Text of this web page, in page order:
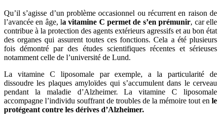
Qu’il s’agisse d’un problème occasionnel ou récurrent en raison de
l’avancée en âge, la vitamine C permet de s’en prémunir, car elle
contribue à la protection des agents extérieurs agressifs et au bon état
des organes qui assurent toutes ces fonctions. Cela a été plusieurs
fois démontré par des études scientifiques récentes et sérieuses
notamment celle de l’université de Lund.
La vitamine C liposomale par exemple, a la particularité de
dissoudre les plaques amyloïdes qui s’accumulent dans le cerveau
pendant la maladie d’Alzheimer. La vitamine C liposomale
accompagne l’individu souffrant de troubles de la mémoire tout en le
protégeant contre les dérives d’Alzheimer.